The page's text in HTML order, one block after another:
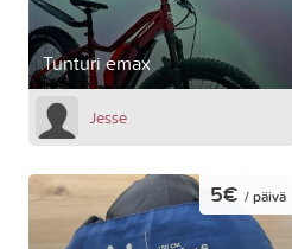
Tunturi emax
Jesse
5€ / päivä